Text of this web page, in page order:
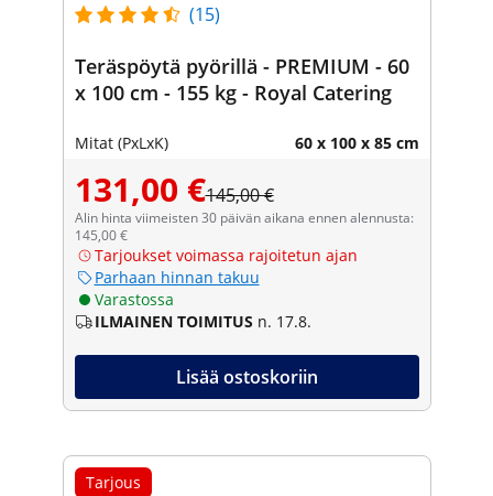
(15)
Teräspöytä pyörillä - PREMIUM - 60
x 100 cm - 155 kg - Royal Catering
Mitat (PxLxK) 60 x 100 x 85 cm
131,00 €145,00 €
Alin hinta viimeisten 30 päivän aikana ennen alennusta:
145,00 €
Tarjoukset voimassa rajoitetun ajan
Parhaan hinnan takuu
Varastossa
ILMAINEN TOIMITUS n. 17.8.
Lisää ostoskoriin
Tarjous